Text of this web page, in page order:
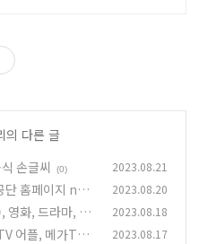
의 다른 글
손글씨
(0) 2023.08.21
단 홈페이지 nhi
2023.08.20
화, 드라마, 책,
2023.08.18
어플, 메가TV 2023.08.17